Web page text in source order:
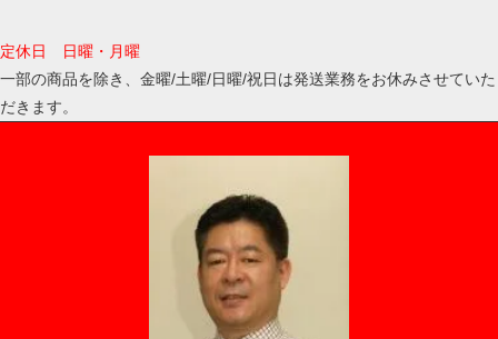
定休日 日曜・月曜
一部の商品を除き、金曜/土曜/日曜/祝日は発送業務をお休みさせていた
だきます。